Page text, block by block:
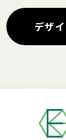
デザ